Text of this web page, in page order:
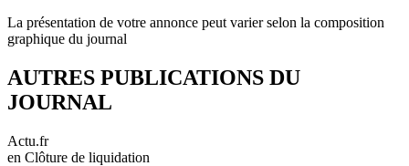
La présentation de votre annonce peut varier selon la composition
graphique du journal
AUTRES PUBLICATIONS DU
JOURNAL
Actu.fr
en Clôture de liquidation